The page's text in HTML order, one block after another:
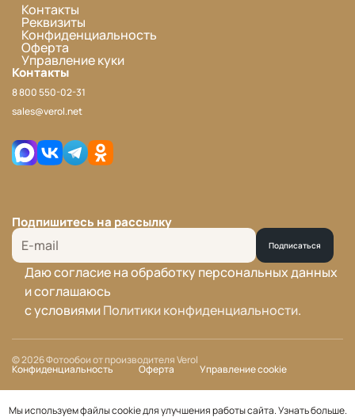
Контакты
Реквизиты
Конфиденциальность
Оферта
Управление куки
Контакты
8 800 550-02-31
sales@verol.net
Подпишитесь на рассылку
Подписаться
Даю согласие на обработку персональных данных
и соглашаюсь
с условиямиПолитики конфиденциальности.
© 2026 Фотообои от производителя Verol
Конфиденциальность Оферта Управление cookie
Мы используем файлы cookie для улучшения работы сайта.Узнать больше.